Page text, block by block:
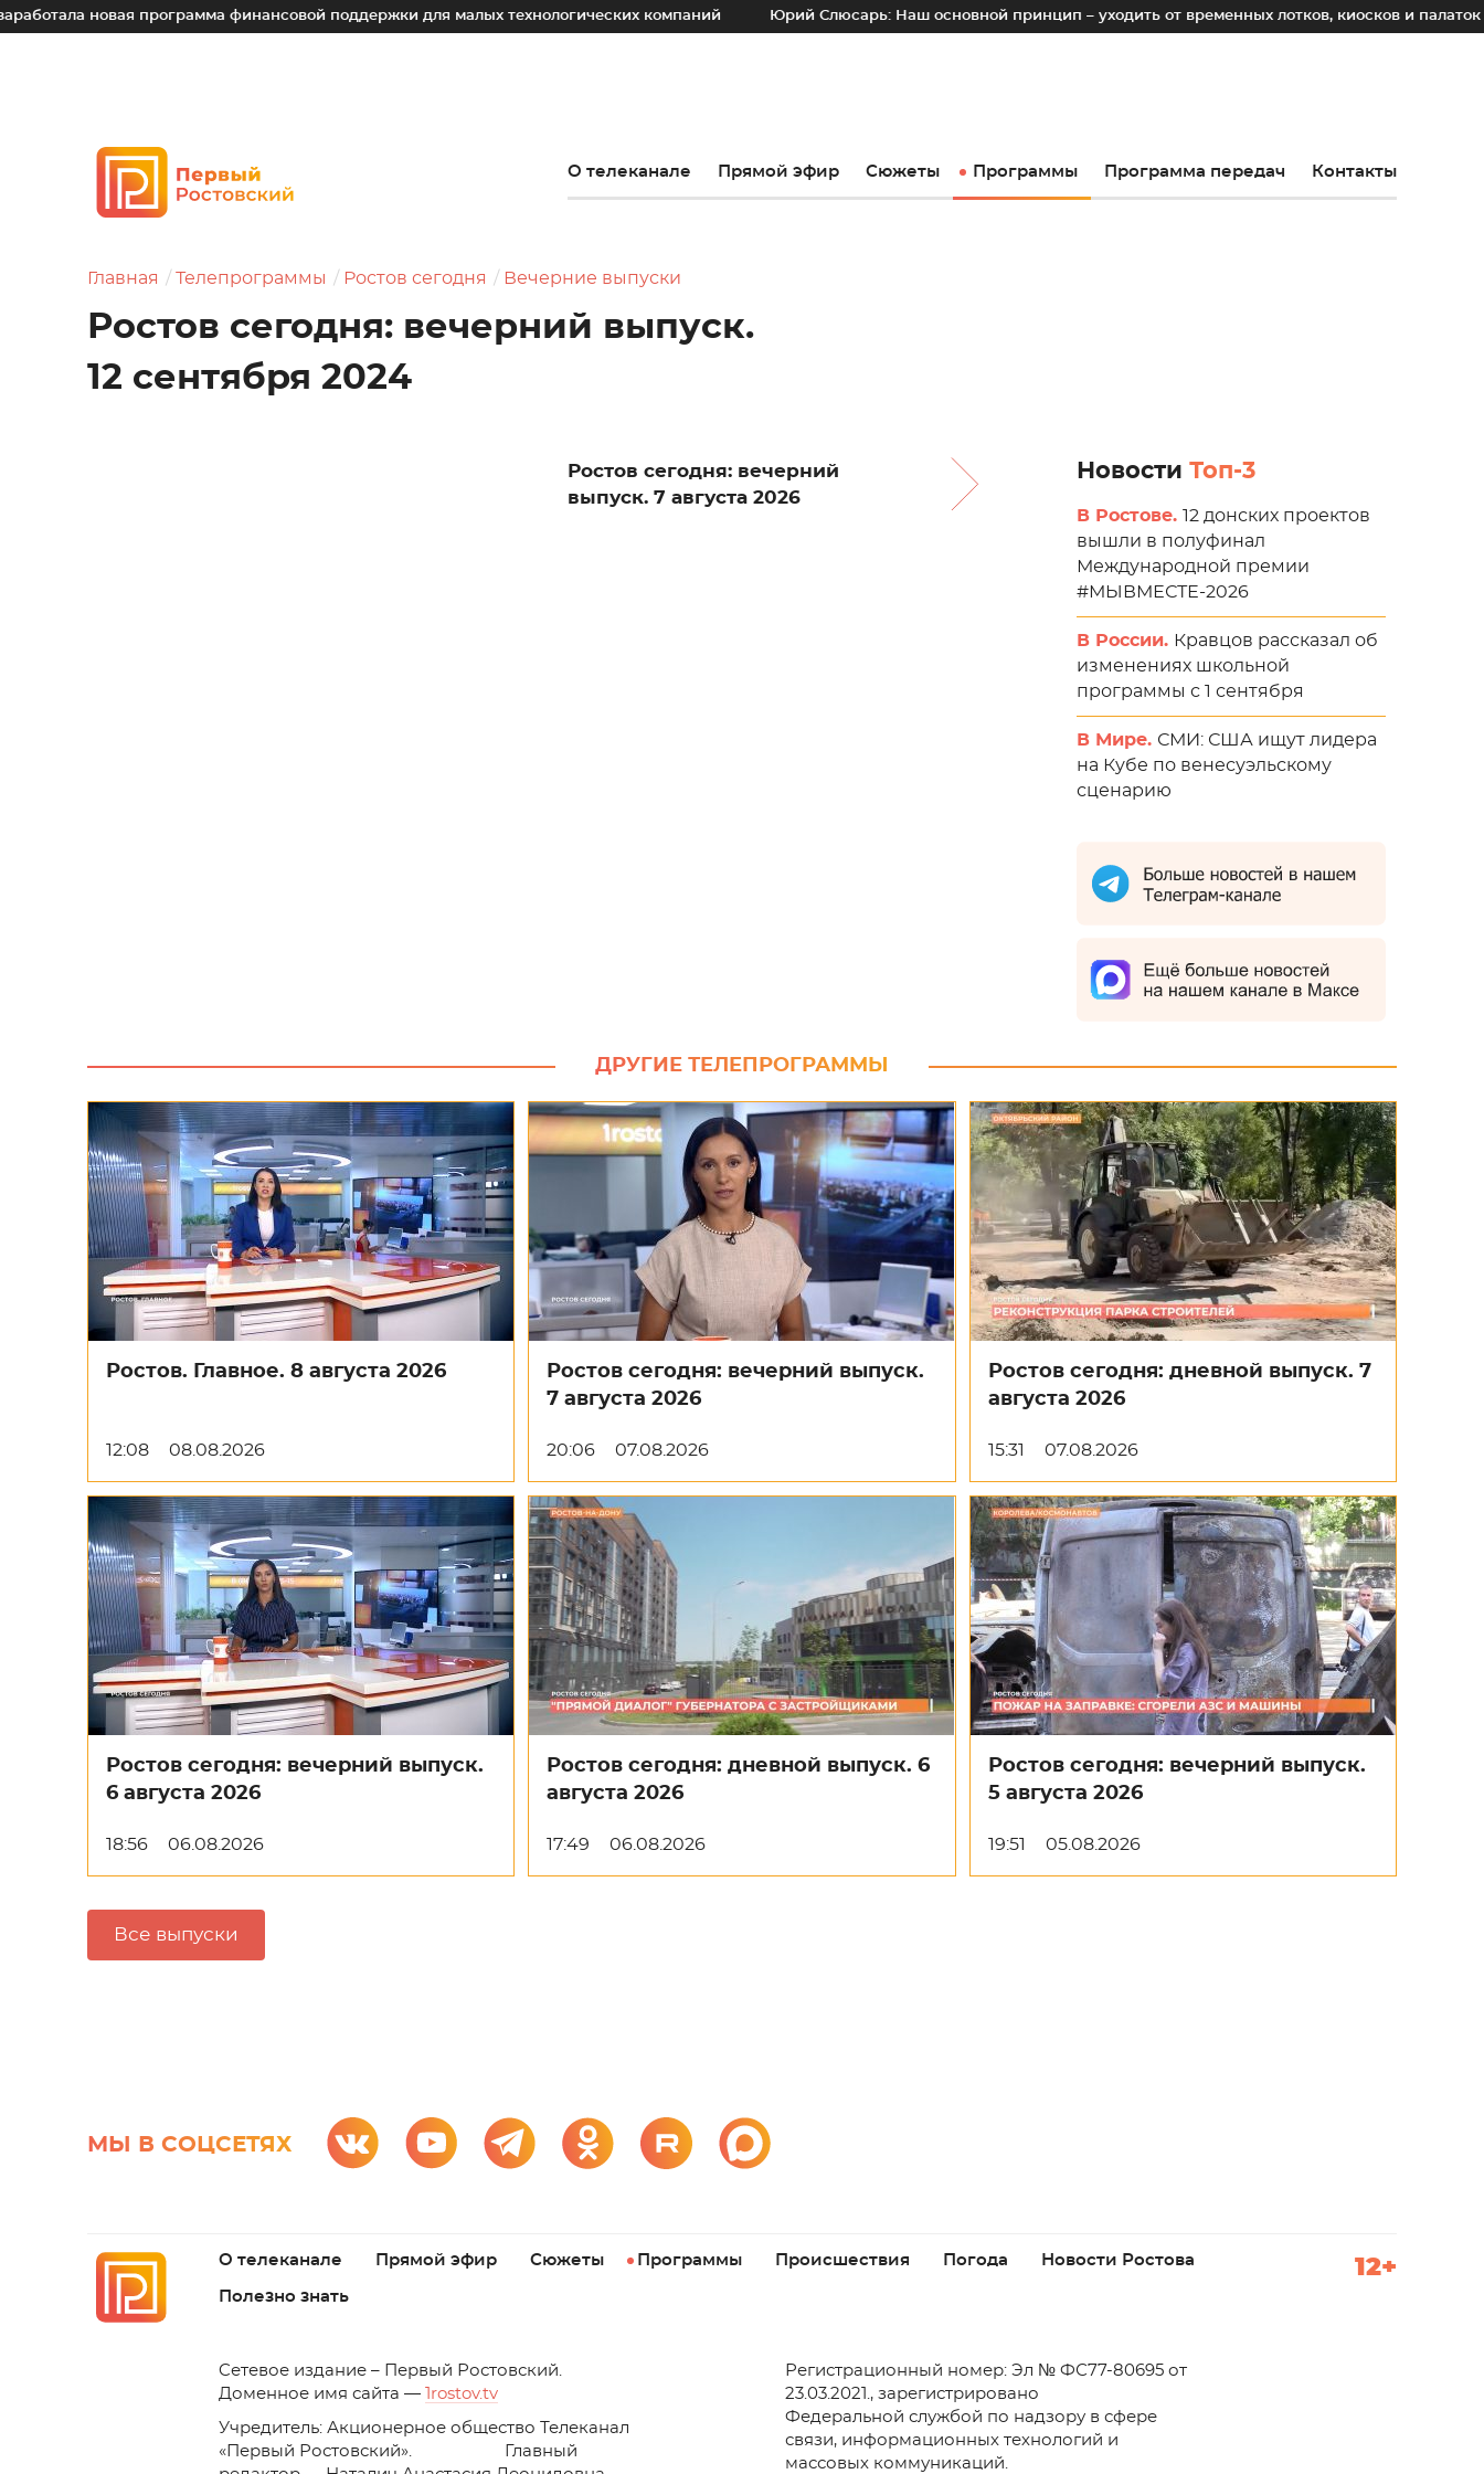
новая программа финансовой поддержки для малых технологических компаний Юрий Слюсарь: Наш основной принцип – уходить от временных лотков, киосков и палаток к
О телеканале Прямой эфир Сюжеты Программы Программа передач Контакты
Главная Телепрограммы Ростов сегодня Вечерние выпуски
Ростов сегодня: вечерний выпуск.
12 сентября 2024
Ростов сегодня: вечерний
выпуск. 7 августа 2026
Новости Топ-3
В Ростове. 12 донских проектов
вышли в полуфинал
Международной премии
#МЫВМЕСТЕ-2026
В России. Кравцов рассказал об
изменениях школьной
программы с 1 сентября
В Мире. СМИ: США ищут лидера
на Кубе по венесуэльскому
сценарию
ДРУГИЕ ТЕЛЕПРОГРАММЫ
Ростов. Главное. 8 августа 2026
12:08 08.08.2026
Ростов сегодня: вечерний выпуск.
7 августа 2026
20:06 07.08.2026
Ростов сегодня: дневной выпуск. 7
августа 2026
15:31 07.08.2026
Ростов сегодня: вечерний выпуск.
6 августа 2026
18:56 06.08.2026
Ростов сегодня: дневной выпуск. 6
августа 2026
17:49 06.08.2026
Ростов сегодня: вечерний выпуск.
5 августа 2026
19:51 05.08.2026
Все выпуски
МЫ В СОЦСЕТЯХ
О телеканале Прямой эфир Сюжеты Программы Происшествия Погода Новости Ростова
Полезно знать
12+
Cетевое издание – Первый Ростовский.
Доменное имя сайта —
1rostov.tv
Учредитель: Акционерное общество Телеканал
«Первый Ростовский». Главный
Регистрационный номер: Эл № ФС77-80695 от
23.03.2021., зарегистрировано
Федеральной службой по надзору в сфере
связи, информационных технологий и
массовых коммуникаций.